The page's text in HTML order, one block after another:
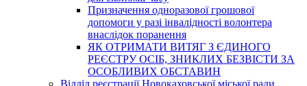
Призначення одноразової грошової
допомоги у разі інвалідності волонтера
внаслідок поранення
ЯК ОТРИМАТИ ВИТЯГ З ЄДИНОГО
РЕЄСТРУ ОСІБ, ЗНИКЛИХ БЕЗВІСТИ ЗА
ОСОБЛИВИХ ОБСТАВИН
Відділ реєстрації Новокаховської міської ради